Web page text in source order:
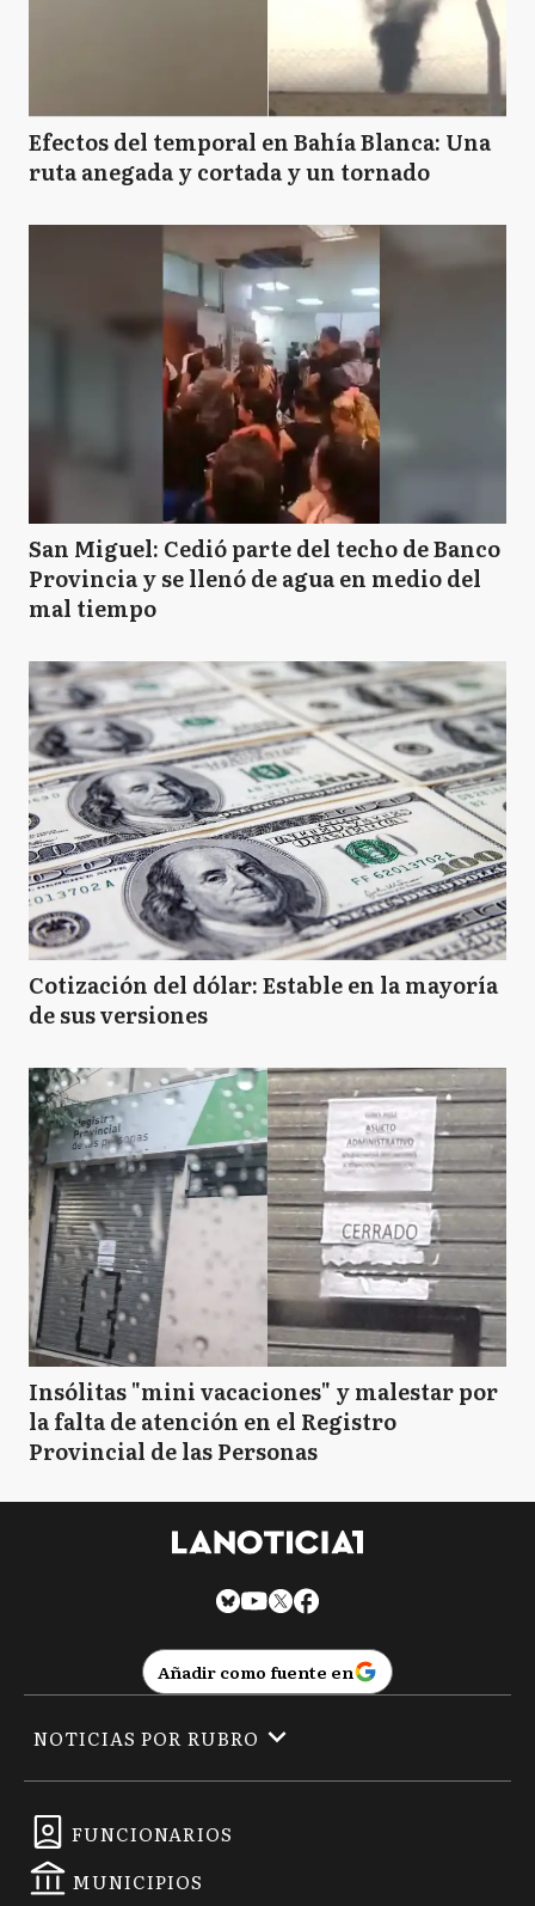
Efectos del temporal en Bahía Blanca: Una
ruta anegada y cortada y un tornado
San Miguel: Cedió parte del techo de Banco
Provincia y se llenó de agua en medio del
mal tiempo
Cotización del dólar: Estable en la mayoría
de sus versiones
Insólitas "mini vacaciones" y malestar por
la falta de atención en el Registro
Provincial de las Personas
Añadir como fuente en
FUNCIONARIOS
MUNICIPIOS
NOTICIAS POR RUBRO